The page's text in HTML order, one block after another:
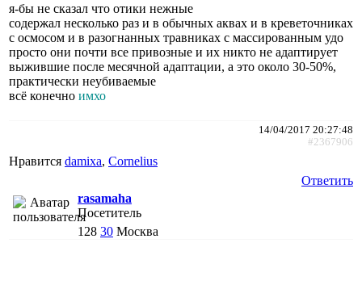
я-бы не сказал что отики нежные
содержал несколько раз и в обычных аквах и в креветочниках
с осмосом и в разогнанных травниках с массированным удо
просто они почти все привозные и их никто не адаптирует
выжившие после месячной адаптации, а это около 30-50%,
практически неубиваемые
всё конечно имхо
14/04/2017 20:27:48
#2367906
Нравится damixa, Cornelius
Ответить
rasamaha
Посетитель
128 30 Москва